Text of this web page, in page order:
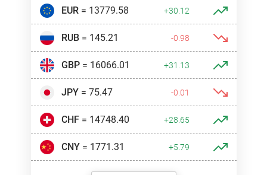
EUR= 13779.58 +30.12
RUB= 145.21 -0.98
GBP= 16066.01 +31.13
JPY= 75.47 -0.01
CHF= 14748.40 +28.65
CNY= 1771.31 +5.79